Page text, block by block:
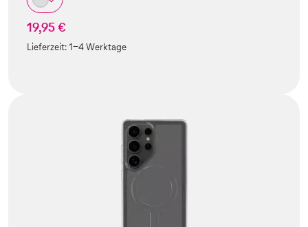
19,95 €
Lieferzeit:1-4 Werktage